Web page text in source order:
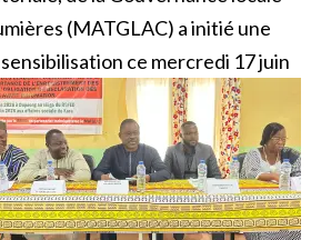
(MATGLAC) a initié une
ce mercredi 17 juin